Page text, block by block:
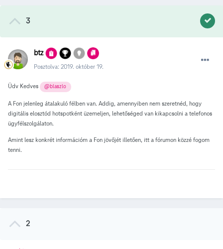
3
btz
Posztolva: 2019. október 19.
Üdv Kedves @blaszlo
A Fon jelenleg átalakuló félben van. Addig, amennyiben nem szeretnéd, hogy
digitális elosztód hotspotként üzemeljen, lehetőséged van kikapcsolni a telefonos
ügyfélszolgálaton.
Amint lesz konkrét információm a Fon jövőjét illetően, itt a fórumon közzé fogom
tenni.
2